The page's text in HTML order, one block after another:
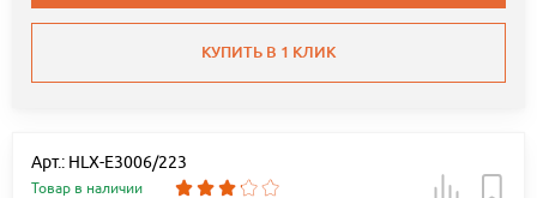
КУПИТЬ В 1 КЛИК
Арт.: HLX-E3006/223
Товар в наличии